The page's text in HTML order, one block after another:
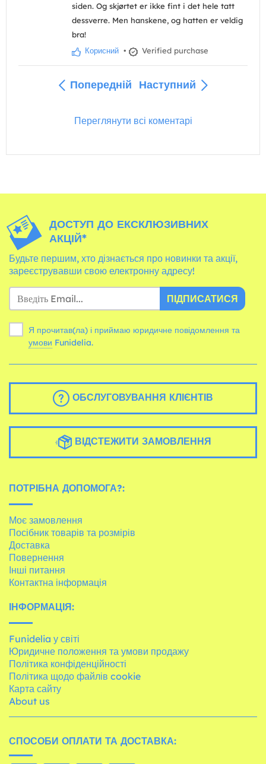
siden. Og skjørtet er ikke fint i det hele tatt
dessverre. Men hanskene, og hatten er veldig
bra!
Корисний • Verified purchase
Попередній Наступний
Переглянути всі коментарі
ДОСТУП ДО ЕКСКЛЮЗИВНИХ
АКЦІЙ*
Будьте першим, хто дізнається про новинки та акції,
зареєструвавши свою електронну адресу!
ПІДПИСАТИСЯ
Я прочитав(ла) і приймаю юридичне повідомлення та
умови Funidelia.
ОБСЛУГОВУВАННЯ КЛІЄНТІВ
ВІДСТЕЖИТИ ЗАМОВЛЕННЯ
ПОТРІБНА ДОПОМОГА?:
Моє замовлення
Посібник товарів та розмірів
Доставка
Повернення
Інші питання
Контактна інформація
ІНФОРМАЦІЯ:
Funidelia у світі
Юридичне положення та умови продажу
Політика конфіденційності
Політика щодо файлів cookie
Карта сайту
About us
СПОСОБИ ОПЛАТИ ТА ДОСТАВКА: